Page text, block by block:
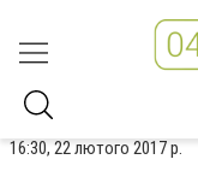
16:30, 22 лютого 2017 р.